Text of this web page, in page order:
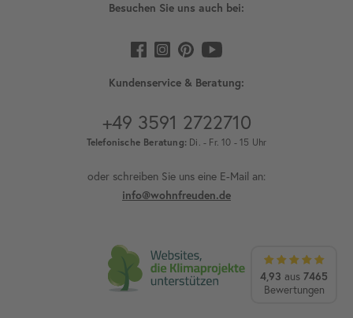
4,93 aus 7465
Bewertungen
Besuchen Sie uns auch bei:
Kundenservice & Beratung:
+49 3591 2722710
Telefonische Beratung: Di. - Fr. 10 - 15 Uhr
oder schreiben Sie uns eine E-Mail an:
info@wohnfreuden.de